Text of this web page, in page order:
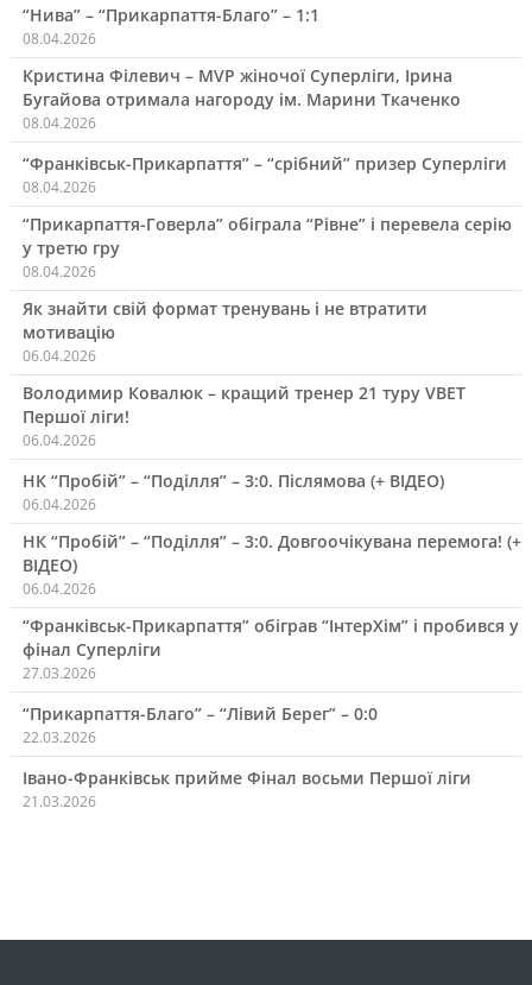
“Нива” – “Прикарпаття-Благо” – 1:1
08.04.2026
Кристина Філевич – MVP жіночої Суперліги, Ірина
Бугайова отримала нагороду ім. Марини Ткаченко
08.04.2026
“Франківськ-Прикарпаття” – “срібний” призер Суперліги
08.04.2026
“Прикарпаття-Говерла” обіграла “Рівне” і перевела серію
у третю гру
08.04.2026
Як знайти свій формат тренувань і не втратити
мотивацію
06.04.2026
Володимир Ковалюк – кращий тренер 21 туру VBET
Першої ліги!
06.04.2026
НК “Пробій” – “Поділля” – 3:0. Післямова (+ ВІДЕО)
06.04.2026
НК “Пробій” – “Поділля” – 3:0. Довгоочікувана перемога! (+
ВІДЕО)
06.04.2026
“Франківськ-Прикарпаття” обіграв “ІнтерХім” і пробився у
фінал Суперліги
27.03.2026
“Прикарпаття-Благо” – “Лівий Берег” – 0:0
22.03.2026
Івано-Франківськ прийме Фінал восьми Першої ліги
21.03.2026